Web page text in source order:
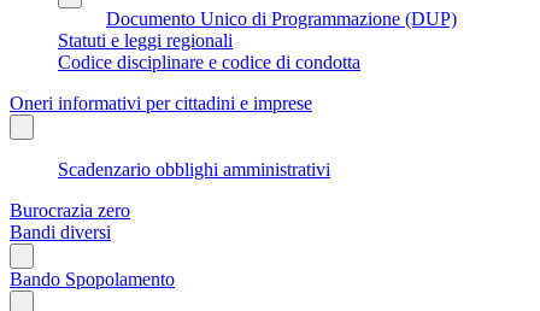
Documento Unico di Programmazione (DUP)
Statuti e leggi regionali
Codice disciplinare e codice di condotta
Oneri informativi per cittadini e imprese
Scadenzario obblighi amministrativi
Burocrazia zero
Bandi diversi
Bando Spopolamento